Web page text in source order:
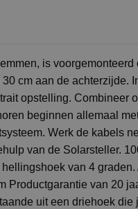
is
cm aan de achterzijde.
opstelling. Combineer
beginnen allemaal
Werk de kabels
van de Solarsteller.
van 4
Productgarantie van 20
uit een driehoek die